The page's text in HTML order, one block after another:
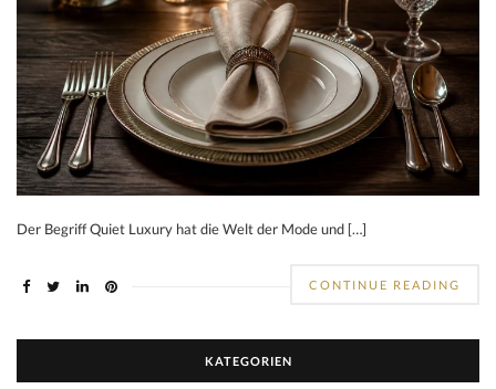
Der Begriff Quiet Luxury hat die Welt der Mode und […]
CONTINUE READING
KATEGORIEN